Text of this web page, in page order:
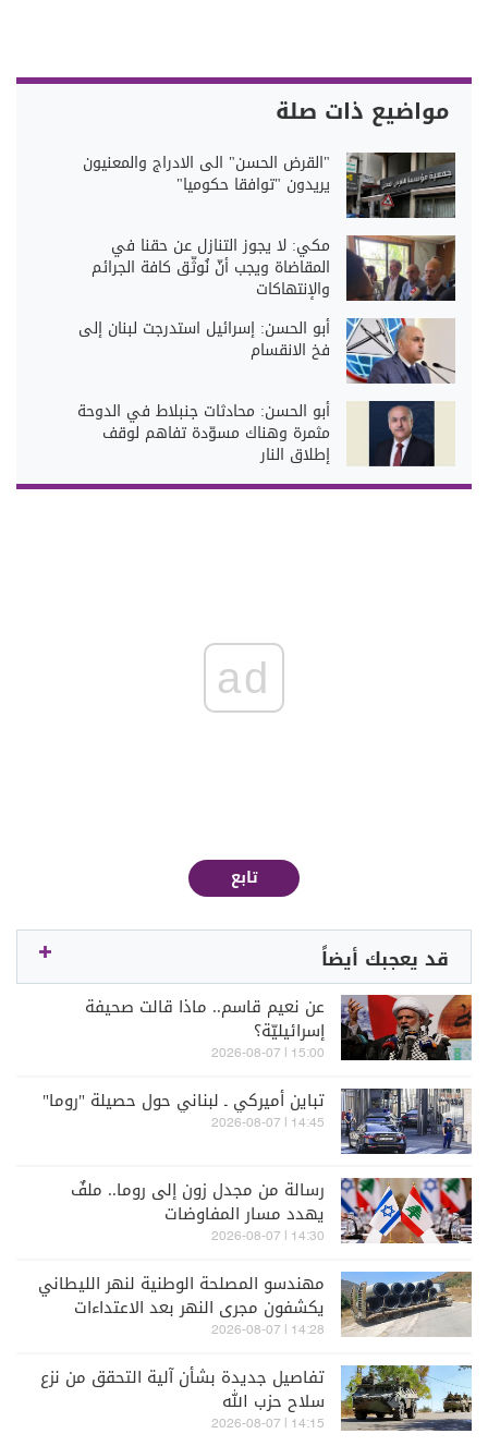
مواضيع ذات صلة
"القرض الحسن" الى الادراج والمعنيون
يريدون "توافقا حكوميا"
مكي: لا يجوز التنازل عن حقنا في
المقاضاة ويجب أنّ نُوثّق كافة الجرائم
والإنتهاكات
أبو الحسن: إسرائيل استدرجت لبنان إلى
فخ الانقسام
أبو الحسن: محادثات جنبلاط في الدوحة
مثمرة وهناك مسوّدة تفاهم لوقف
إطلاق النار
ad
تابع
قد يعجبك أيضاً
عن نعيم قاسم.. ماذا قالت صحيفة
إسرائيليّة؟
15:00 | 2026-08-07
تباين أميركي ـ لبناني حول حصيلة "روما"
14:45 | 2026-08-07
رسالة من مجدل زون إلى روما.. ملفٌ
يهدد مسار المفاوضات
14:30 | 2026-08-07
مهندسو المصلحة الوطنية لنهر الليطاني
يكشفون مجرى النهر بعد الاعتداءات
الاسرائيلية
14:28 | 2026-08-07
تفاصيل جديدة بشأن آلية التحقق من نزع
سلاح حزب الله
14:15 | 2026-08-07